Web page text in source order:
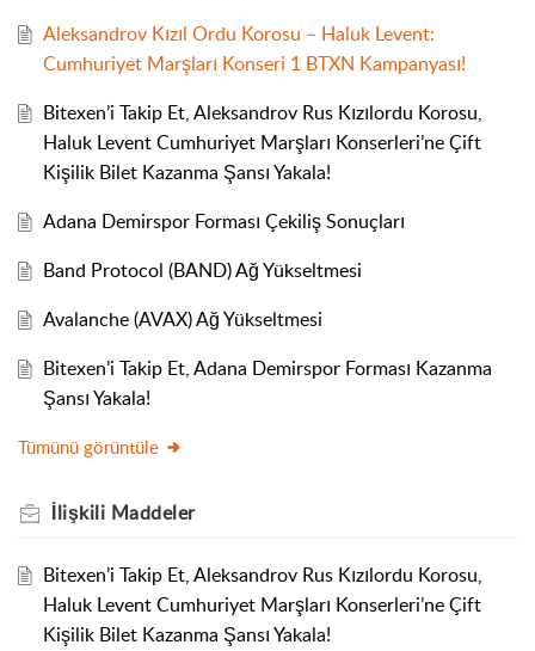
Aleksandrov Kızıl Ordu Korosu – Haluk Levent:
Cumhuriyet Marşları Konseri 1 BTXN Kampanyası!
Bitexen’i Takip Et, Aleksandrov Rus Kızılordu Korosu,
Haluk Levent Cumhuriyet Marşları Konserleri’ne Çift
Kişilik Bilet Kazanma Şansı Yakala!
Adana Demirspor Forması Çekiliş Sonuçları
Band Protocol (BAND) Ağ Yükseltmesi
Avalanche (AVAX) Ağ Yükseltmesi
Bitexen’i Takip Et, Adana Demirspor Forması Kazanma
Şansı Yakala!
Tümünü görüntüle
İlişkili Maddeler
Bitexen’i Takip Et, Aleksandrov Rus Kızılordu Korosu,
Haluk Levent Cumhuriyet Marşları Konserleri’ne Çift
Kişilik Bilet Kazanma Şansı Yakala!